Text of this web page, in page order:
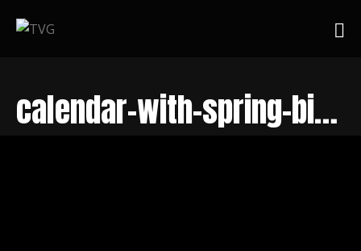
calendar-with-spring-binder-and-date-blocks